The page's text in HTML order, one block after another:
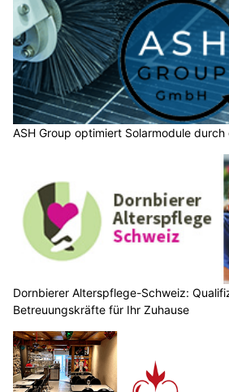
ASH Group optimiert Solarmodule
Dornbierer Alterspflege-Schweiz:
Betreuungskräfte für Ihr Zuhause